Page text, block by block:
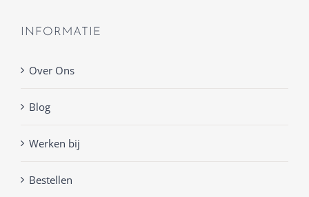
INFORMATIE
Over Ons
Blog
Werken bij
Bestellen